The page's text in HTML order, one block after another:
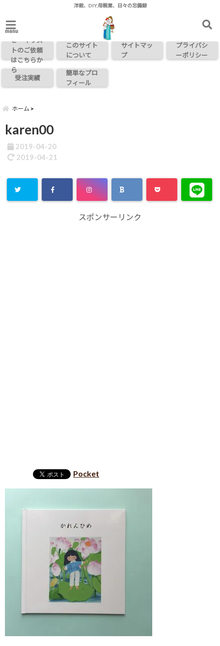
洋裁、DIY,母親業、日々の忘備録
menuお問い合わ
せ・イラス
トのご依頼
はこちらか
ら
このサイト
について
サイトマッ
プ
プライバシ
ーポリシー
受注実績
簡単なプロ
フィール
ホーム
karen00
2019-04-20
2019-04-21
スポンサーリンク
Pocket